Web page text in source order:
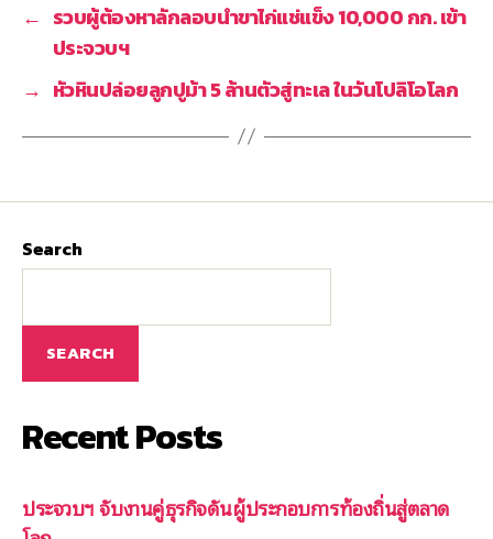
← รวบผู้ต้องหาลักลอบนำขาไก่แช่แข็ง 10,000 กก. เข้า
ประจวบฯ
→ หัวหินปล่อยลูกปูม้า 5 ล้านตัวสู่ทะเล ในวันโปลิโอโลก
Search
SEARCH
Recent Posts
ประจวบฯ จับงานคู่ธุรกิจดันผู้ประกอบการท้องถิ่นสู่ตลาด